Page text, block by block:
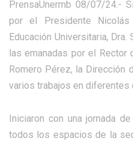
PrensaUnermb 08/07/24.-
por el Presidente
Educación Universitaria, Dra.
las emanadas por el Rector
Romero Pérez, la Dirección
varios trabajos en diferentes
Iniciaron con una jornada
todos los espacios de la